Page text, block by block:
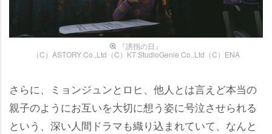
『誘拐の日』
（C）ASTORY Co.,Ltd（C）KT StudioGenie Co.,Ltd（C）ENA
さらに、ミョンジュンとロヒ、他人とは言えど本当の
親子のようにお互いを大切に想う姿に号泣させられる
という、深い人間ドラマも織り込まれていて、なんと